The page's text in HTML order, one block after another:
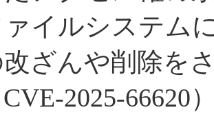
ァイルシステム
ざんや削除を
CVE-2025-66620